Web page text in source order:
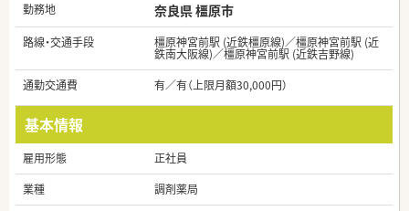
勤務地 奈良県 橿原市
路線・交通手段 橿原神宮前駅 (近鉄橿原線)／橿原神宮前駅 (近
鉄南大阪線)／橿原神宮前駅 (近鉄吉野線)
通勤交通費
有／有（上限月額30,000円）
基本情報
雇用形態
正社員
業種
調剤薬局